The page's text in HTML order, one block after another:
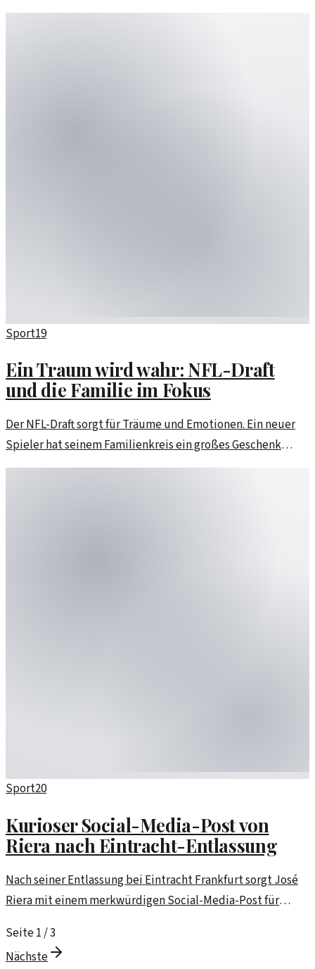
Frauensports. Die Highlights und Spielerinnen im Fokus.
Sport19
Ein Traum wird wahr: NFL-Draft
und die Familie im Fokus
Der NFL-Draft sorgt für Träume und Emotionen. Ein neuer
Spieler hat seinem Familienkreis ein großes Geschenk
gemacht und damit Herzen berührt.
Sport20
Kurioser Social-Media-Post von
Riera nach Eintracht-Entlassung
Nach seiner Entlassung bei Eintracht Frankfurt sorgt José
Riera mit einem merkwürdigen Social-Media-Post für
Seite1/3
Nächste